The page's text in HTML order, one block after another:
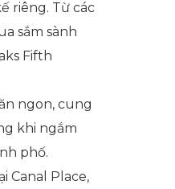
riêng. Từ các
sắm sành
Fifth
ngon, cung
khi ngắm
phố.
Canal Place,